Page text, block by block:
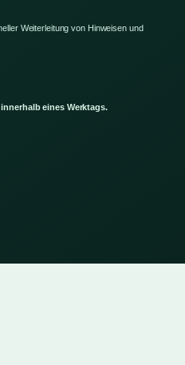
Weiterleitung von Hinweisen und
eines Werktags.